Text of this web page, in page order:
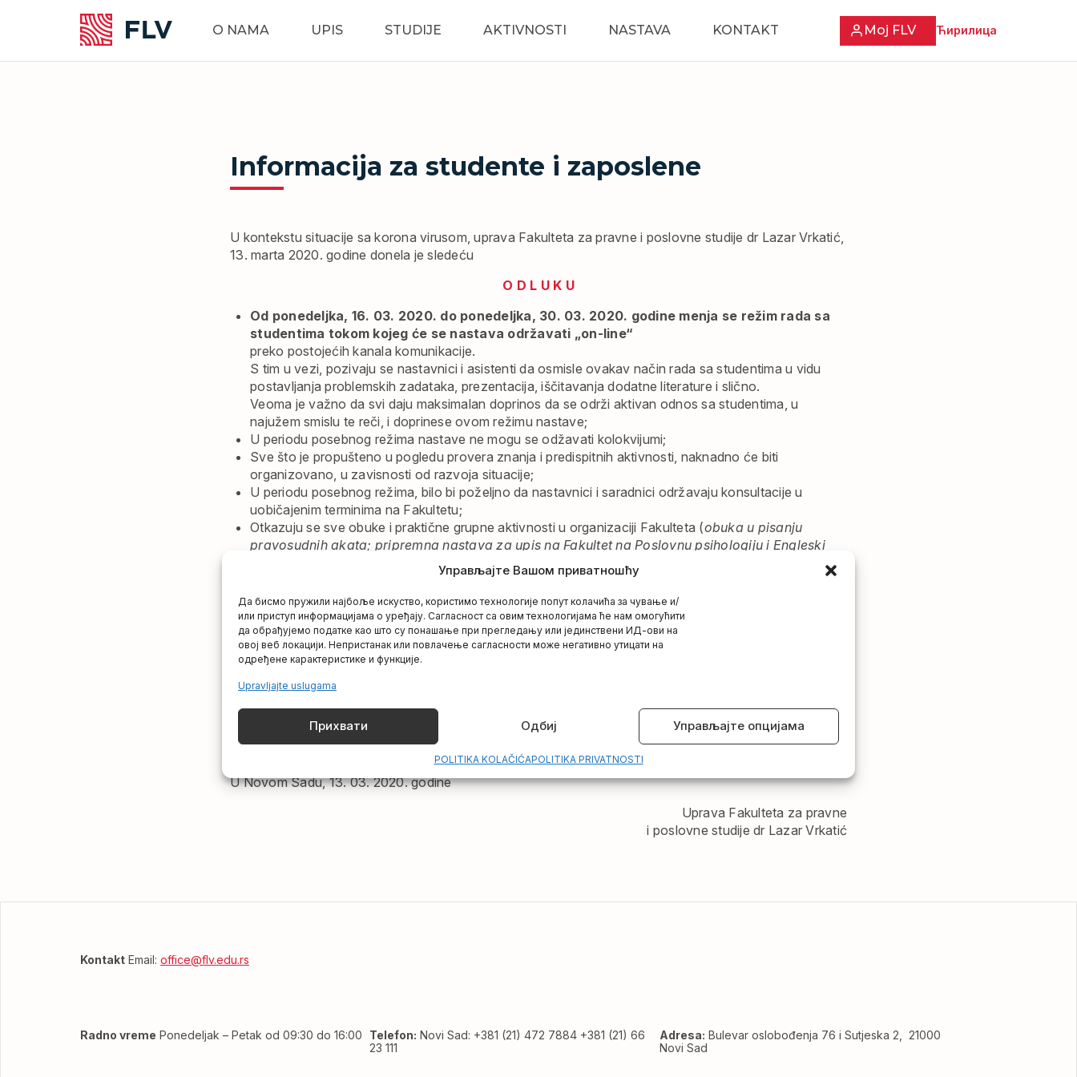
Управљајте Вашом приватношћу
Да бисмо пружили најбоље искуство, користимо технологије попут колачића за чување и/
или приступ информацијама о уређају. Сагласност са овим технологијама ће нам омогућити
да обрађујемо податке као што су понашање при прегледању или јединствени ИД-ови на
овој веб локацији. Непристанак или повлачење сагласности може негативно утицати на
одређене карактеристике и функције.
Upravljajte uslugama
Прихвати Одбиј Управљајте опцијама
POLITIKA KOLAČIĆAPOLITIKA PRIVATNOSTI
O NAMA UPIS STUDIJE AKTIVNOSTI NASTAVA KONTAKT Moj FLV Ћирилица
Informacija za studente i zaposlene
U kontekstu situacije sa korona virusom, uprava Fakulteta za pravne i poslovne studije dr Lazar Vrkatić,
13. marta 2020. godine donela je sledeću
O D L U K U
Od ponedeljka, 16. 03. 2020. do ponedeljka, 30. 03. 2020. godine menja se režim rada sa
studentima tokom kojeg će se nastava održavati „on-line“
preko postojećih kanala komunikacije.
S tim u vezi, pozivaju se nastavnici i asistenti da osmisle ovakav način rada sa studentima u vidu
postavljanja problemskih zadataka, prezentacija, iščitavanja dodatne literature i slično.
Veoma je važno da svi daju maksimalan doprinos da se održi aktivan odnos sa studentima, u
najužem smislu te reči, i doprinese ovom režimu nastave;
U periodu posebnog režima nastave ne mogu se odžavati kolokvijumi;
Sve što je propušteno u pogledu provera znanja i predispitnih aktivnosti, naknadno će biti
organizovano, u zavisnosti od razvoja situacije;
U periodu posebnog režima, bilo bi poželjno da nastavnici i saradnici održavaju konsultacije u
uobičajenim terminima na Fakultetu;
Otkazuju se sve obuke i praktične grupne aktivnosti u organizaciji Fakulteta (obuka u pisanju
pravosudnih akata; pripremna nastava za upis na Fakultet na Poslovnu psihologiju i Engleski
jezik i pripremna predavanja za studije Prava
drugom ciklusu) svi zainteresovani će biti blagovremeno obavešteni;
Martovski apsolventski ispitni rok se redovno održava;
Termini prijave ispita za Aprilski ispitni rok se ne menjaju i preporučuje se studentima da koriste
elektronski način prijave ispita.
U slučaju problema sa prijavom, mogu se obratiti Studentskoj službi;
Termini ispita za Aprilski ispitni rok važe do daljnjeg.
U slučaju neophodnosti promene, svi će biti pravovremeno obavešteni.
potrebno da o tome obavesti neposrednog rukovodioca.
POZIVAMO SVE NA SARADNJU, RAZUMEVANJE I ODGOVORNOST!
U Novom Sadu, 13. 03. 2020. godine
Uprava Fakulteta za pravne
i poslovne studije dr Lazar Vrkatić
Kontakt Email: office@flv.edu.rs
Radno vreme Ponedeljak – Petak od 09:30 do 16:00 Telefon: Novi Sad: +381 (21) 472 7884 +381 (21) 66
23 111
Adresa: Bulevar oslobođenja 76 i Sutjeska 2, 21000
Novi Sad